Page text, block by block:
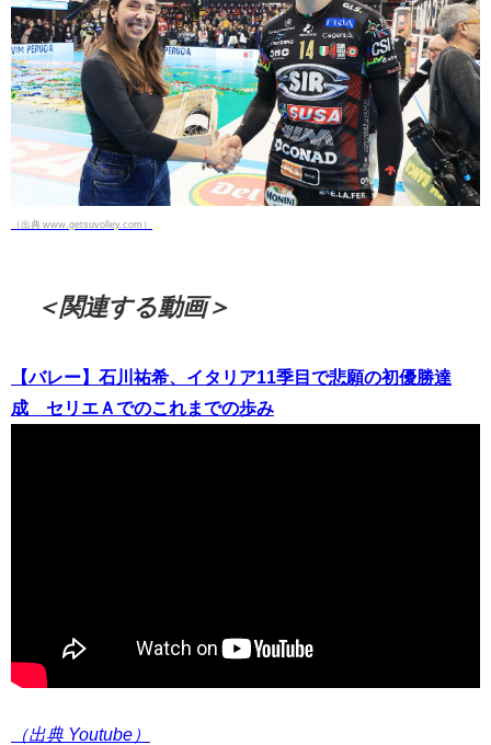
（出典 www.getsuvolley.com）
＜関連する動画＞
【バレー】石川祐希、イタリア11季目で悲願の初優勝達
成 セリエＡでのこれまでの歩み
（出典 Youtube）